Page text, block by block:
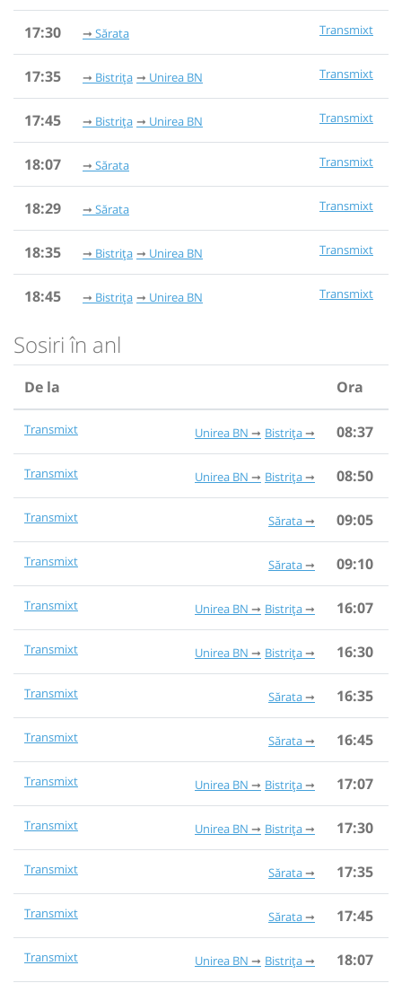
17:30 Transmixt
Sărata
17:35 Transmixt
Bistrița Unirea BN
17:45 Transmixt
Bistrița Unirea BN
18:07 Transmixt
Sărata
18:29 Transmixt
Sărata
18:35 Transmixt
Bistrița Unirea BN
18:45 Transmixt
Bistrița Unirea BN
Sosiri în anl
De la Ora
Transmixt Unirea BN Bistrița 08:37
Transmixt Unirea BN Bistrița 08:50
Transmixt Sărata 09:05
Transmixt Sărata 09:10
Transmixt Unirea BN Bistrița 16:07
Transmixt Unirea BN Bistrița 16:30
Transmixt Sărata 16:35
Transmixt Sărata 16:45
Transmixt Unirea BN Bistrița 17:07
Transmixt Unirea BN Bistrița 17:30
Transmixt Sărata 17:35
Transmixt Sărata 17:45
Transmixt Unirea BN Bistrița 18:07